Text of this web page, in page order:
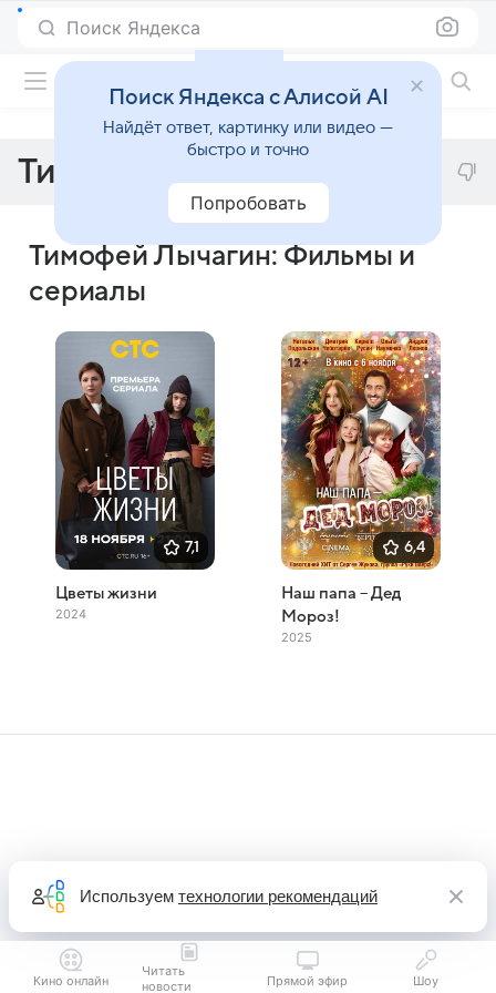
Поиск Яндекса
Тимофей Лычагин
Тимофей Лычагин: Фильмы и
сериалы
7,1
Цветы жизни
2024
6,4
Наш папа – Дед
Мороз!
2025
Кино онлайн
Читать
новости
Прямой эфир Шоу
Используем технологии рекомендаций
Поиск Яндекса с Алисой AI
Найдёт ответ, картинку или видео —
быстро и точно
Попробовать